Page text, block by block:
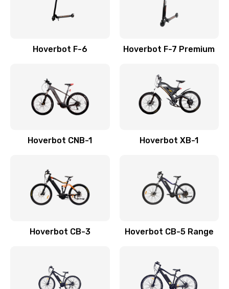
Hoverbot F-6 Hoverbot F-7 Premium
Hoverbot CNB-1 Hoverbot XB-1
Hoverbot CB-3 Hoverbot CB-5 Range